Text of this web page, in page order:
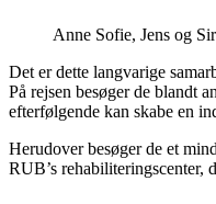
Anne Sofie, Jens og
Det er dette langvarige
På rejsen besøger de blandt
efterfølgende kan skabe en
Herudover besøger de et
RUB’s rehabiliteringscenter,